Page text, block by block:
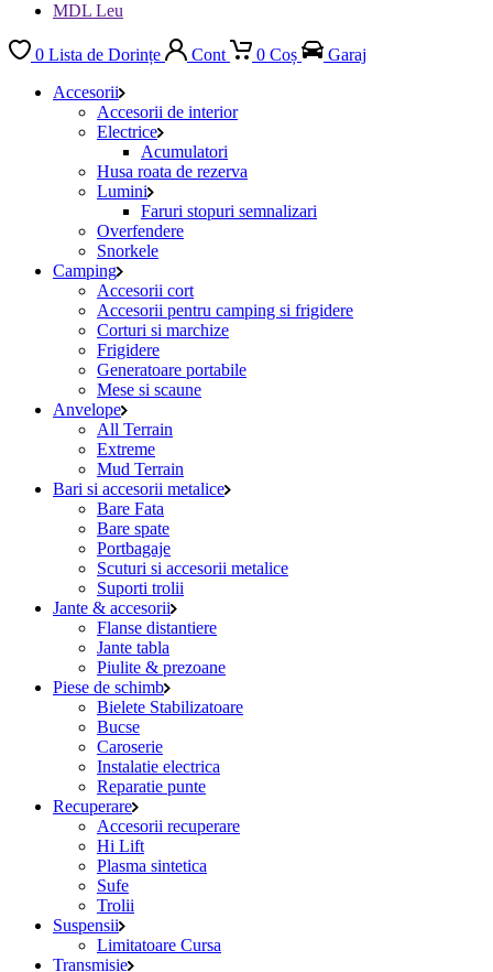
MDL Leu
0 Lista de Dorințe Cont 0 Coș
Garaj
Accesorii
Accesorii de interior
Electrice
Acumulatori
Husa roata de rezerva
Lumini
Faruri stopuri semnalizari
Overfendere
Snorkele
Camping
Accesorii cort
Accesorii pentru camping si frigidere
Corturi si marchize
Frigidere
Generatoare portabile
Mese si scaune
Anvelope
All Terrain
Extreme
Mud Terrain
Bari si accesorii metalice
Bare Fata
Bare spate
Portbagaje
Scuturi si accesorii metalice
Suporti trolii
Jante & accesorii
Flanse distantiere
Jante tabla
Piulite & prezoane
Piese de schimb
Bielete Stabilizatoare
Bucse
Caroserie
Instalatie electrica
Reparatie punte
Recuperare
Accesorii recuperare
Hi Lift
Plasma sintetica
Sufe
Trolii
Suspensii
Limitatoare Cursa
Transmisie